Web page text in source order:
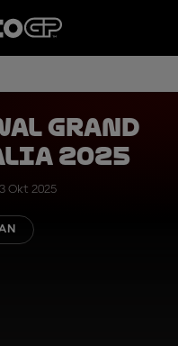
Grand
2025
Okt 2025